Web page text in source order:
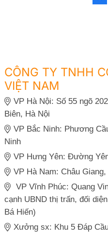
CÔNG TY TNHH
VIỆT NAM
VP Hà Nội: Số 55 ngõ
Biên, Hà Nội
VP Bắc Ninh: Phương
Ninh
VP Hưng Yên: Đường
VP Hà Nam: Châu
VP Vĩnh Phúc: Quang
cạnh UBND thị trấn, đối
Bá Hiến)
Xưởng sx: Khu 5 Đáp